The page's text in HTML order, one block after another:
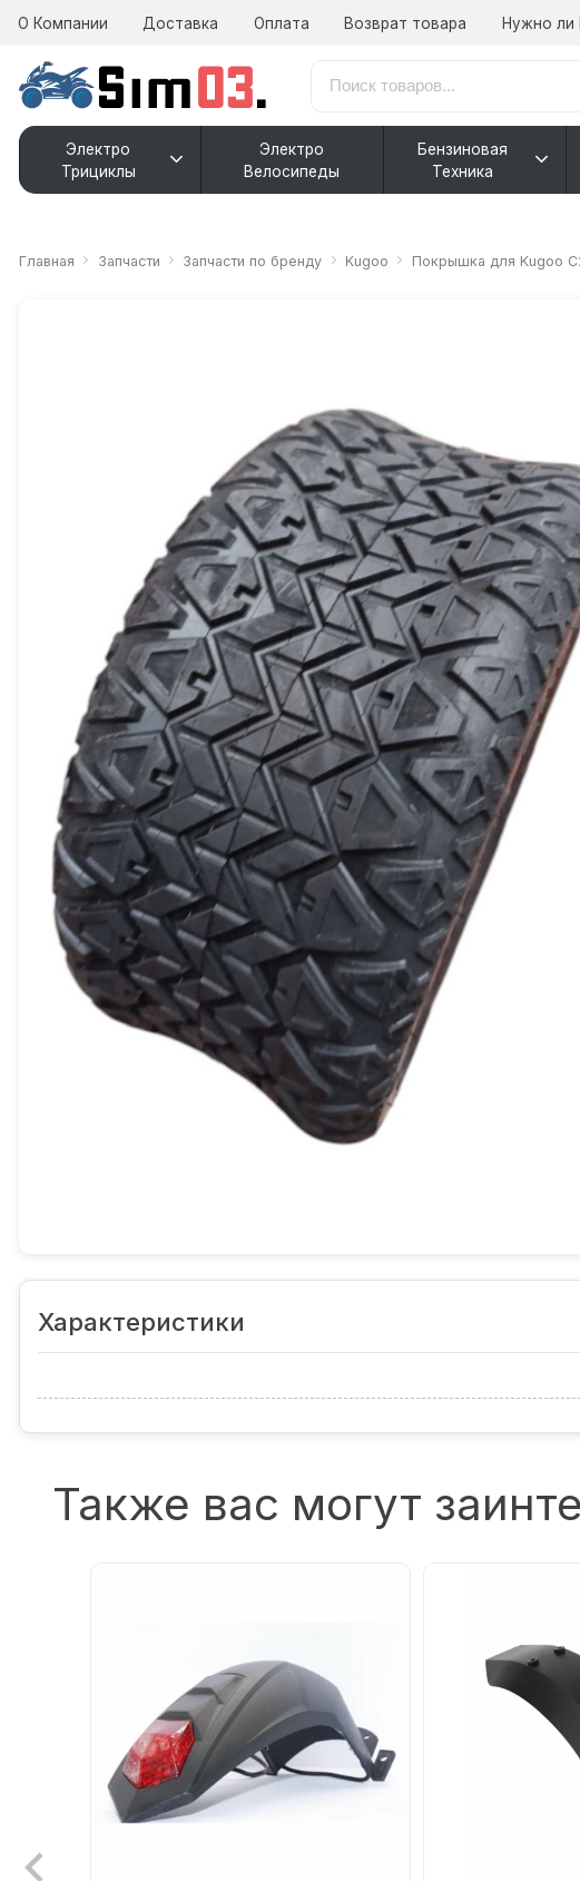
О Компании Доставка Оплата Возврат товара Нужно ли
Электро
Трициклы
Электро
Велосипеды
Бензиновая
Техника
Главная Запчасти Запчасти по бренду Kugoo Покрышка для Kugoo
Характеристики
Также вас могут